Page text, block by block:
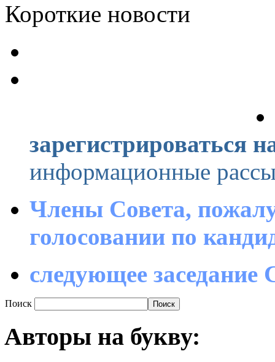
Короткие новости
зарегистрироваться
информационные
Члены Совета,
голосовании по
следующее заседание
Поиск
Авторы на букву: